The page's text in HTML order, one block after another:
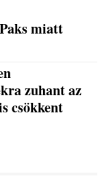
miatt
zuhant az
csökkent